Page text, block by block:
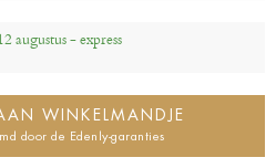
augustus - express
WINKELMANDJE
door de Edenly-garanties